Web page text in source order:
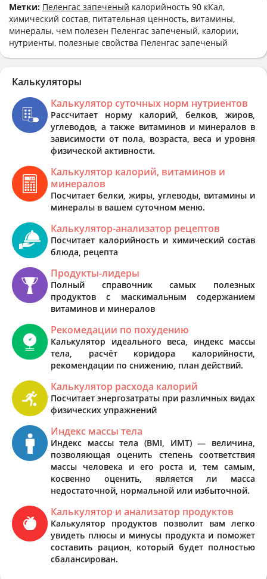
Метки: Пеленгас запеченый калорийность 90 кКал,
химический состав, питательная ценность, витамины,
минералы, чем полезен Пеленгас запеченый, калории,
нутриенты, полезные свойства Пеленгас запеченый
Калькуляторы
Калькулятор суточных норм нутриентов
Рассчитает норму калорий, белков, жиров,
углеводов, а также витаминов и минералов в
зависимости от пола, возраста, веса и уровня
физической активности.
Калькулятор калорий, витаминов и
минералов
Посчитает белки, жиры, углеводы, витамины и
минералы в вашем суточном меню.
Калькулятор-анализатор рецептов
Посчитает калорийность и химический состав
блюда, рецепта
Продукты-лидеры
Полный справочник самых полезных
продуктов с маскимальным содержанием
витаминов и минералов
Рекомедации по похудению
Калькулятор идеального веса, индекс массы
тела, расчёт коридора калорийности,
рекомендации по снижению, план действий.
Калькулятор расхода калорий
Посчитает энергозатраты при различных видах
физических упражнений
Индекс массы тела
Индекс массы тела (BMI, ИМТ) — величина,
позволяющая оценить степень соответствия
массы человека и его роста и, тем самым,
косвенно оценить, является ли масса
недостаточной, нормальной или избыточной.
Калькулятор и анализатор продуктов
Калькулятор продуктов позволит вам легко
увидеть плюсы и минусы продукта и поможет
составить рацион, который будет полностью
сбалансирован.